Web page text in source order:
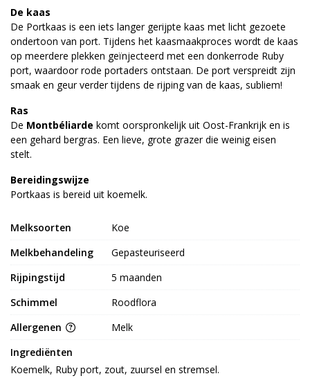
De kaas
De Portkaas is een iets langer gerijpte kaas met licht gezoete
ondertoon van port. Tijdens het kaasmaakproces wordt de kaas
op meerdere plekken geïnjecteerd met een donkerrode Ruby
port, waardoor rode portaders ontstaan. De port verspreidt zijn
smaak en geur verder tijdens de rijping van de kaas, subliem!
Ras
De Montbéliarde komt oorspronkelijk uit Oost-Frankrijk en is
een gehard bergras. Een lieve, grote grazer die weinig eisen
stelt.
Bereidingswijze
Portkaas is bereid uit koemelk.
Melksoorten
Koe
Melkbehandeling
Gepasteuriseerd
Rijpingstijd
5 maanden
Schimmel
Roodflora
Allergenen
Melk
Ingrediënten
Koemelk, Ruby port, zout, zuursel en stremsel.